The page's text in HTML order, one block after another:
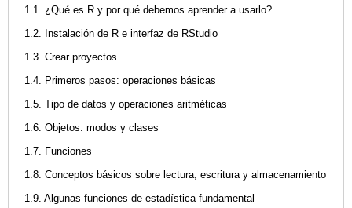
1.1. ¿Qué es R y por qué debemos aprender a usarlo?
1.2. Instalación de R e interfaz de RStudio
1.3. Crear proyectos
1.4. Primeros pasos: operaciones básicas
1.5. Tipo de datos y operaciones aritméticas
1.6. Objetos: modos y clases
1.7. Funciones
1.8. Conceptos básicos sobre lectura, escritura y almacenamiento
1.9. Algunas funciones de estadística fundamental